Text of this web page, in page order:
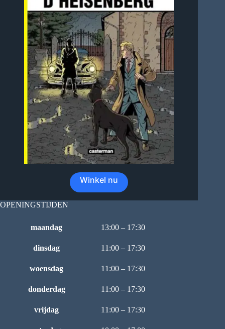
Winkel nu
OPENINGSTIJDEN
maandag 13:00 – 17:30
dinsdag 11:00 – 17:30
woensdag 11:00 – 17:30
donderdag 11:00 – 17:30
vrijdag 11:00 – 17:30